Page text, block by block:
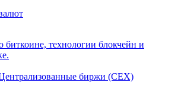
биткоине, технологии блокчейн и
биржи (CEX)